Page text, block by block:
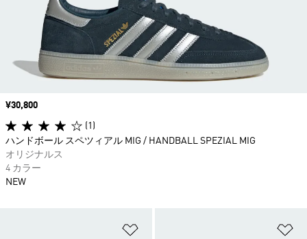
価格
¥30,800
(1)
ハンドボール スペツィアル MIG / HANDBALL SPEZIAL MIG
オリジナルス
4 カラー
NEW